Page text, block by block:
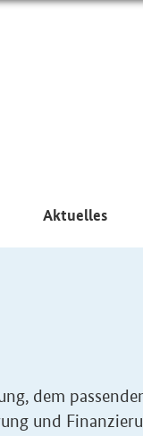
Aktuelles
dem
und